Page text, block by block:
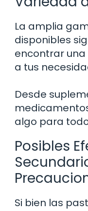
La amplia
disponibles
encontrar
a tus
Desde
algo para
Posibles
Si bien las